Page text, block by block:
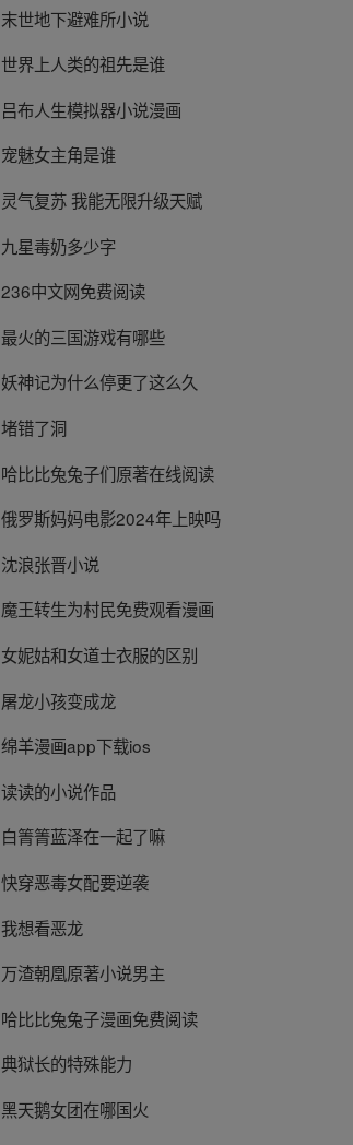
末世地下避难所小说
世界上人类的祖先是谁
吕布人生模拟器小说漫画
宠魅女主角是谁
灵气复苏 我能无限升级天赋
九星毒奶多少字
236中文网免费阅读
最火的三国游戏有哪些
妖神记为什么停更了这么久
堵错了洞
哈比比兔兔子们原著在线阅读
俄罗斯妈妈电影2024年上映吗
沈浪张晋小说
魔王转生为村民免费观看漫画
女妮姑和女道士衣服的区别
屠龙小孩变成龙
绵羊漫画app下载ios
读读的小说作品
白箐箐蓝泽在一起了嘛
快穿恶毒女配要逆袭
我想看恶龙
万渣朝凰原著小说男主
哈比比兔兔子漫画免费阅读
典狱长的特殊能力
黑天鹅女团在哪国火